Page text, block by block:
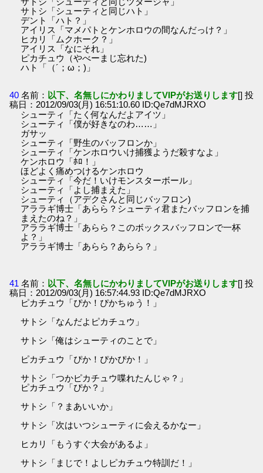
サトシ「シューティと同じハト」
デント「ハト？」
アイリス「マメパトとケンホロウの間なんだっけ？」
ヒカリ「ムクホーク？」
アイリス「なにそれ」
ピカチュウ（やべーまじ忘れた)
ハト「（´；ω；)」
40 名前： 以下、名無しにかわりましてVIPがお送りします[] 投
稿日：2012/09/03(月) 16:51:10.60 ID:Qe7dMJRXO
シューティ「たく何なんだよアイツ」
シューティ「僕が好きなのわ……」
ガサッ
シューティ「野生のバッフロンか」
シューティ「ケンホロウいけ捕獲ようだ殺すなよ」
ケンホロウ「ﾎﾛ！」
ほどよく痛めつけるケンホロウ
シューティ「今だ！いけモンスターボール」
シューティ「よし捕まえた」
シューティ（アデクさんと同じバッフロン)
アララギ博士「あらら？シューティ君またバッフロンを捕
まえたのね？」
アララギ博士「あらら？このボックスバッフロンで一杯
よ？」
アララギ博士「あらら？あらら？」
41 名前： 以下、名無しにかわりましてVIPがお送りします[] 投
稿日：2012/09/03(月) 16:57:44.93 ID:Qe7dMJRXO
ピカチュウ「ぴか！ぴかちゅう！」
サトシ「なんだよピカチュウ」
サトシ「俺はシューティのことで」
ピカチュウ「ぴか！ぴかぴか！」
サトシ「つかピカチュウ喋れたんじゃ？」
ピカチュウ「ぴか？」
サトシ「？まあいいか」
サトシ「次はいつシューティに会えるかなー」
ヒカリ「もうすぐ大会があるよ」
サトシ「まじで！よしピカチュウ特訓だ！」